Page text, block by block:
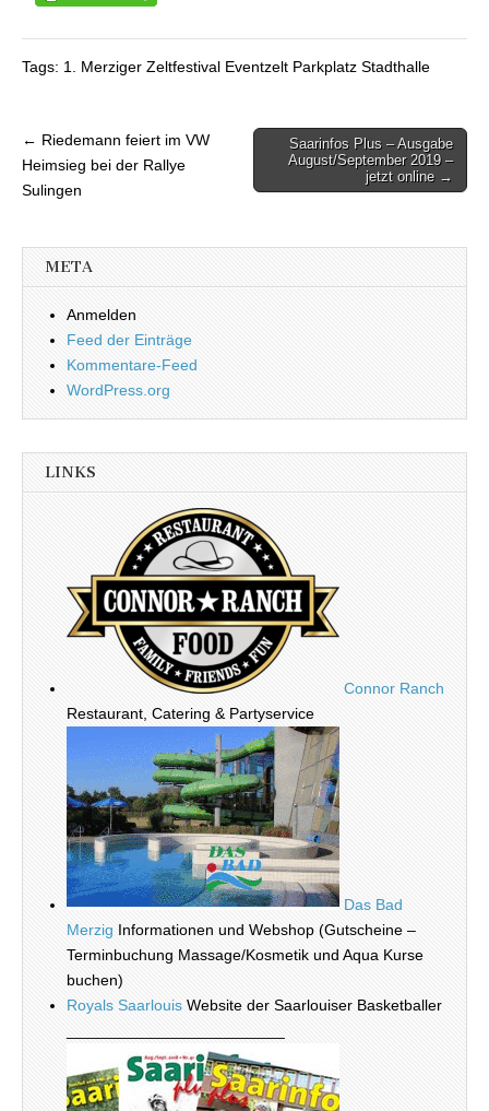
Tags: 1. Merziger Zeltfestival Eventzelt Parkplatz Stadthalle
Beitragsnavigation
← Riedemann feiert im VW
Heimsieg bei der Rallye
Sulingen
Saarinfos Plus – Ausgabe
August/September 2019 –
jetzt online →
META
Anmelden
Feed der Einträge
Kommentare-Feed
WordPress.org
LINKS
Connor Ranch
Restaurant, Catering & Partyservice
Das Bad
Merzig Informationen und Webshop (Gutscheine –
Terminbuchung Massage/Kosmetik und Aqua Kurse
buchen)
Royals Saarlouis Website der Saarlouiser Basketballer